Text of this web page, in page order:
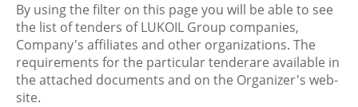
By using the filter on this page you will be able to see
the list of tenders of LUKOIL Group companies,
Company's affiliates and other organizations. The
requirements for the particular tenderare available in
the attached documents and on the Organizer's web-
site.